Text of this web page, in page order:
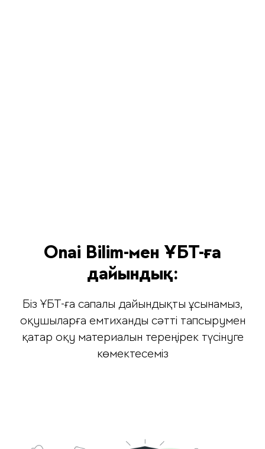
Onai Bilim-мен ҰБТ-ға
дайындық:
Біз ҰБТ-ға сапалы дайындықты ұсынамыз,
оқушыларға емтиханды сәтті тапсырумен
қатар оқу материалын тереңірек түсінуге
көмектесеміз